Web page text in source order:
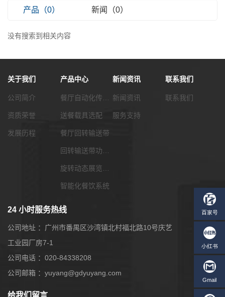
产品（0） 新闻（0）
没有搜索到相关内容
关于我们
公司简介
资质荣誉
发展历程
产品中心
送餐载具选配
餐厅回转输送带
智能化餐饮系统
新闻资讯
新闻资讯
服务支持
联系我们
联系我们
24 小时服务热线
公司地址 ：广州市番禺区沙湾镇北村福北路10号庆艺
工业园厂房7-1
公司电话 ：020-84338208
公司邮箱 ：yuyang@gdyuyang.com
给我们留言